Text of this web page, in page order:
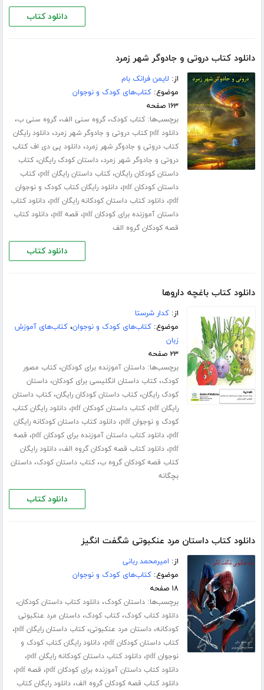
دانلود کتاب
دانلود کتاب دروتی و جادوگر شهر زمرد
از: لایمن فرانک بام
موضوع:کتاب‌های کودک و نوجوان
۱۶۳ صفحه
برچسب‌ها:کتاب کودک،گروه سنی الف،گروه سنی ب،
دانلود pdf کتاب دروتی و جادوگر شهر زمرد ،دانلود رایگان
کتاب دروتی و جادوگر شهر زمرد،دانلود پی دی اف کتاب
دروتی و جادوگر شهر زمرد،داستان کودک رایگان،کتاب
داستان کودکان رایگان،کتاب داستان رایگان pdf ،کتاب
داستان کودکان pdf
،دانلود رایگان کتاب کودک و نوجوان
pdf،دانلود کتاب داستان کودکانه رایگان pdf ،دانلود کتاب
داستان آموزنده برای کودکان pdf
، قصه pdf ،دانلود کتاب
قصه کودکان گروه الف
دانلود کتاب
دانلود کتاب باغچه داروها
از:کدار شرستا
موضوع:کتاب‌های کودک و نوجوان،کتاب‌های آموزش
زبان
۲۳ صفحه
برچسب‌ها:داستان آموزنده برای کودکان،کتاب مصور
کودک،کتاب داستان انگلیسی برای کودکان،داستان
کودک رایگان،کتاب داستان کودکان رایگان،کتاب داستان
رایگان pdf
،کتاب داستان کودکان pdf ،دانلود رایگان کتاب
کودک و نوجوان pdf
،دانلود کتاب داستان کودکانه رایگان
pdf،دانلود کتاب داستان آموزنده برای کودکان pdf ، قصه
pdf،دانلود کتاب قصه کودکان گروه الف،دانلود رایگان
کتاب قصه کودکان گروه ب،کتاب داستان کودک،داستان
بچگانه
دانلود کتاب
دانلود کتاب داستان مرد عنکبوتی شگفت انگیز
از: امیرمحمد ربانی
موضوع:کتاب‌های کودک و نوجوان
۱۸ صفحه
برچسب‌ها:داستان کودک،دانلود کتاب داستان کودکان،
دانلود کتاب کودک،کتاب کودک،داستان مرد عنکبوتی
کودکانه،داستان مرد عنکبوتی،کتاب داستان رایگان pdf ،
کتاب داستان کودکان pdf ،دانلود رایگان کتاب کودک و
نوجوان pdf
،دانلود کتاب داستان کودکانه رایگان pdf ،
دانلود کتاب داستان آموزنده برای کودکان pdf ، قصه pdf ،
دانلود کتاب قصه کودکان گروه الف،دانلود رایگان کتاب